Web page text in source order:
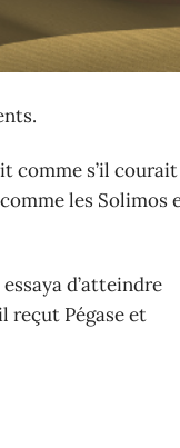
comme s’il courait
les Solimos
d’atteindre
reçut Pégase et